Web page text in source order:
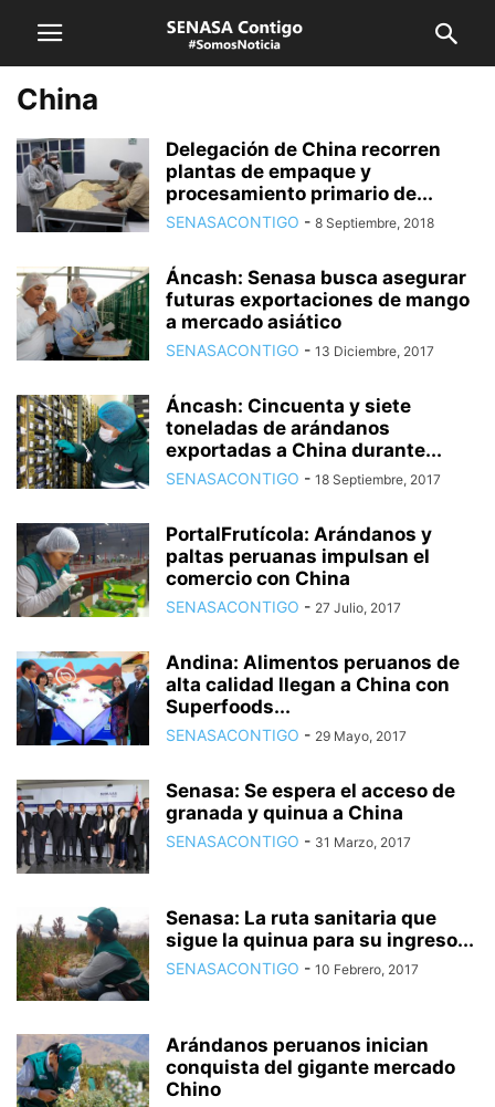
China
Delegación de China recorren
plantas de empaque y
procesamiento primario de...
SENASACONTIGO - 8 Septiembre, 2018
Áncash: Senasa busca asegurar
futuras exportaciones de mango
a mercado asiático
SENASACONTIGO - 13 Diciembre, 2017
Áncash: Cincuenta y siete
toneladas de arándanos
exportadas a China durante...
SENASACONTIGO - 18 Septiembre, 2017
PortalFrutícola: Arándanos y
paltas peruanas impulsan el
comercio con China
SENASACONTIGO - 27 Julio, 2017
Andina: Alimentos peruanos de
alta calidad llegan a China con
Superfoods...
SENASACONTIGO - 29 Mayo, 2017
Senasa: Se espera el acceso de
granada y quinua a China
SENASACONTIGO - 31 Marzo, 2017
Senasa: La ruta sanitaria que
sigue la quinua para su ingreso...
SENASACONTIGO - 10 Febrero, 2017
Arándanos peruanos inician
conquista del gigante mercado
Chino